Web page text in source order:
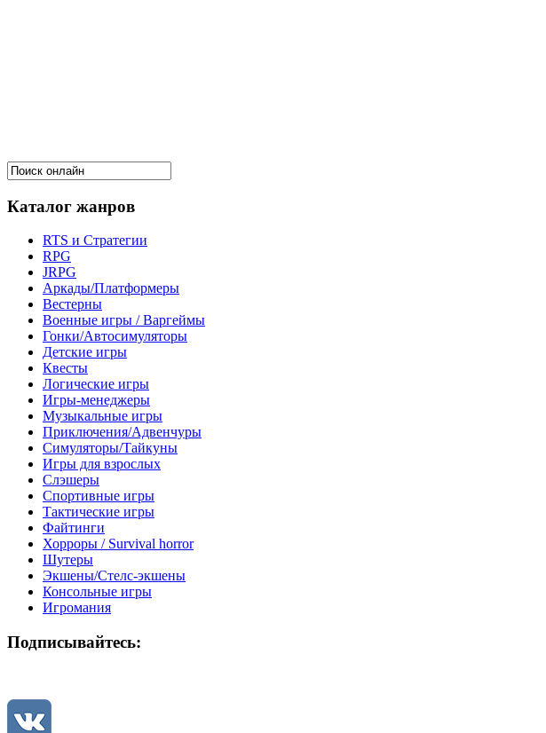
Каталог жанров
RTS и Стратегии
RPG
JRPG
Аркады/Платформеры
Вестерны
Военные игры / Варгеймы
Гонки/Автосимуляторы
Детские игры
Квесты
Логические игры
Игры-менеджеры
Музыкальные игры
Приключения/Адвенчуры
Симуляторы/Тайкуны
Игры для взрослых
Слэшеры
Спортивные игры
Тактические игры
Файтинги
Хорроры / Survival horror
Шутеры
Экшены/Стелс-экшены
Консольные игры
Игромания
Подписывайтесь: